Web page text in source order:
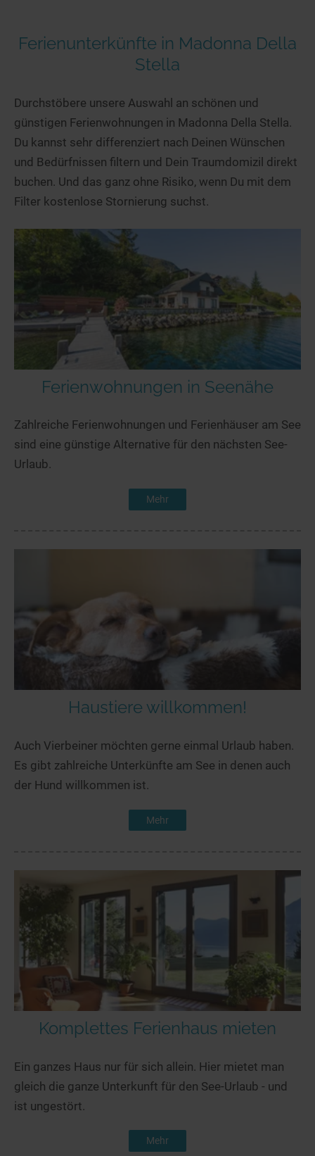
Ferienunterkünfte in Madonna Della
Stella
Durchstöbere unsere Auswahl an schönen und
günstigen Ferienwohnungen in Madonna Della Stella.
Du kannst sehr differenziert nach Deinen Wünschen
und Bedürfnissen filtern und Dein Traumdomizil direkt
buchen. Und das ganz ohne Risiko, wenn Du mit dem
Filter kostenlose Stornierung suchst.
Ferienwohnungen in Seenähe
Zahlreiche Ferienwohnungen und Ferienhäuser am See
sind eine günstige Alternative für den nächsten See-
Urlaub.
Mehr
Haustiere willkommen!
Auch Vierbeiner möchten gerne einmal Urlaub haben.
Es gibt zahlreiche Unterkünfte am See in denen auch
der Hund willkommen ist.
Mehr
Komplettes Ferienhaus mieten
Ein ganzes Haus nur für sich allein. Hier mietet man
gleich die ganze Unterkunft für den See-Urlaub - und
ist ungestört.
Mehr